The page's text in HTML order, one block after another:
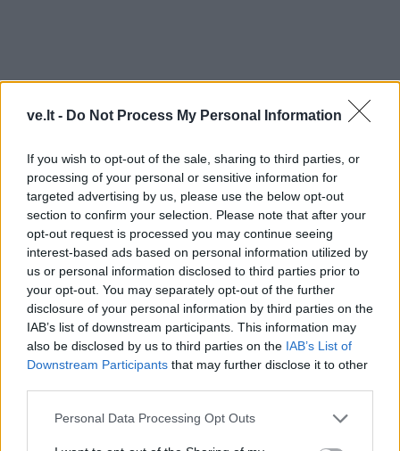
ve.lt - Do Not Process My Personal Information
If you wish to opt-out of the sale, sharing to third parties, or
processing of your personal or sensitive information for
targeted advertising by us, please use the below opt-out
section to confirm your selection. Please note that after your
opt-out request is processed you may continue seeing
interest-based ads based on personal information utilized by
us or personal information disclosed to third parties prior to
your opt-out. You may separately opt-out of the further
disclosure of your personal information by third parties on the
IAB’s list of downstream participants. This information may
also be disclosed by us to third parties on the IAB’s List of
Downstream Participants that may further disclose it to other
Personal Data Processing Opt Outs
POILSIS. Mėgstu vaikščioti prie jūros. Patinka grybauti.
Aš, matyt, kaip žvejas, kuris sugavo žuvį, gaunu
adrenalino dozę suradusi grybą. Vaikštau aplink jį,
apžiūrinėju, čiupinėju, žaviuosi, koks jis yra gražus.
APIE SPALVAS. Mėgstu visokias šiltas spalvas. Man
labai graži oranžinė spalva. Jeigu kalbėsime apie
drabužius, tai žiemą rengiuosi tamsiais drabužiais, o